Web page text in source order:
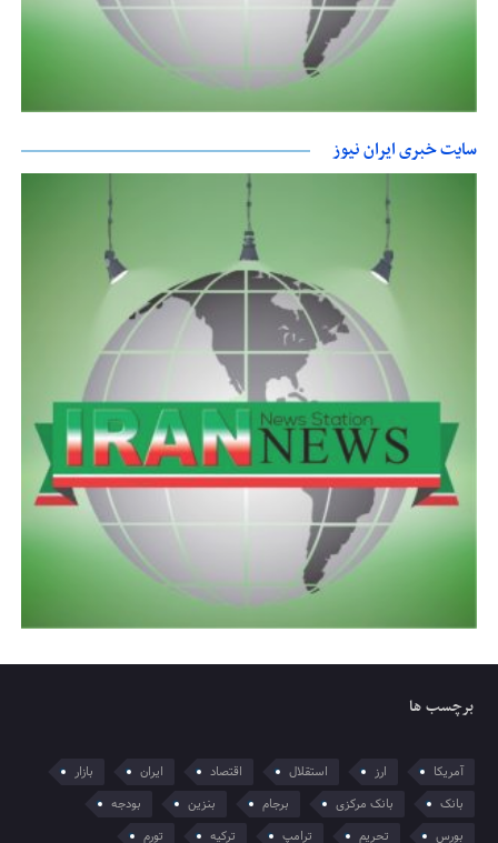
سایت خبری ایران نیوز
برچسب ها
آمریکا ارز استقلال اقتصاد ایران
بازار
بانک
بانک مرکزی برجام بنزین
بودجه
بورس
تحریم ترامپ ترکیه تورم